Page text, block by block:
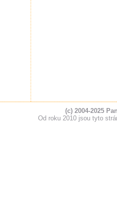
(c) 2004-2025
Od roku 2010 jsou tyto